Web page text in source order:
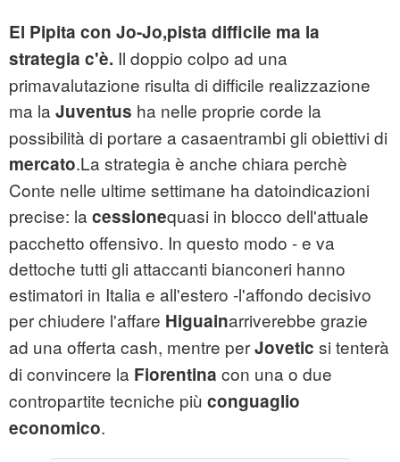
El Pipita con Jo-Jo,pista difficile ma la
strategia c'è. Il doppio colpo ad una
primavalutazione risulta di difficile realizzazione
ma la Juventus ha nelle proprie corde la
possibilità di portare a casaentrambi gli obiettivi di
mercato.La strategia è anche chiara perchè
Conte nelle ultime settimane ha datoindicazioni
precise: la cessionequasi in blocco dell'attuale
pacchetto offensivo. In questo modo - e va
dettoche tutti gli attaccanti bianconeri hanno
estimatori in Italia e all'estero -l'affondo decisivo
per chiudere l'affare Higuainarriverebbe grazie
ad una offerta cash, mentre perJovetic si tenterà
di convincere la Fiorentina con una o due
contropartite tecniche più conguaglio
economico.